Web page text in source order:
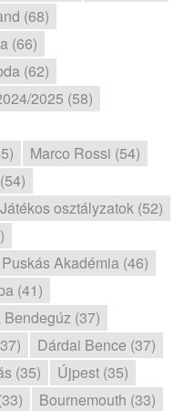
(68)
(66)
(62)
2025 (58)
Marco Rossi (54)
Játékos osztályzatok (52)
Puskás Akadémia (46)
(41)
Bendegúz (37)
Dárdai Bence (37)
(35)
Újpest (35)
Bournemouth (33)